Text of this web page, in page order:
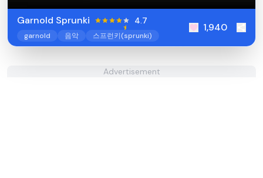
Garnold Sprunki 4.7
garnold 음악 스프런키(sprunki)
1,940
Advertisement